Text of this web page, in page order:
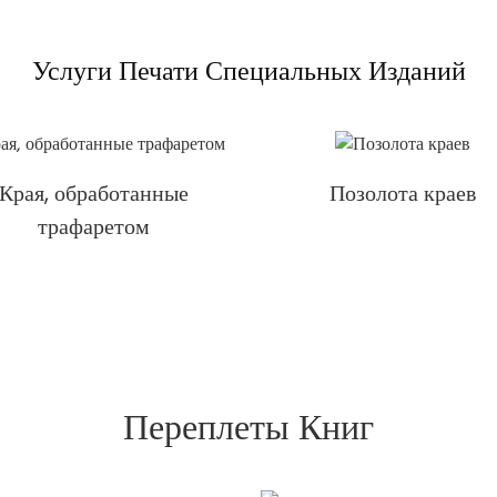
Услуги Печати Специальных Изданий
Края, обработанные
трафаретом
Позолота краев
Переплеты Книг